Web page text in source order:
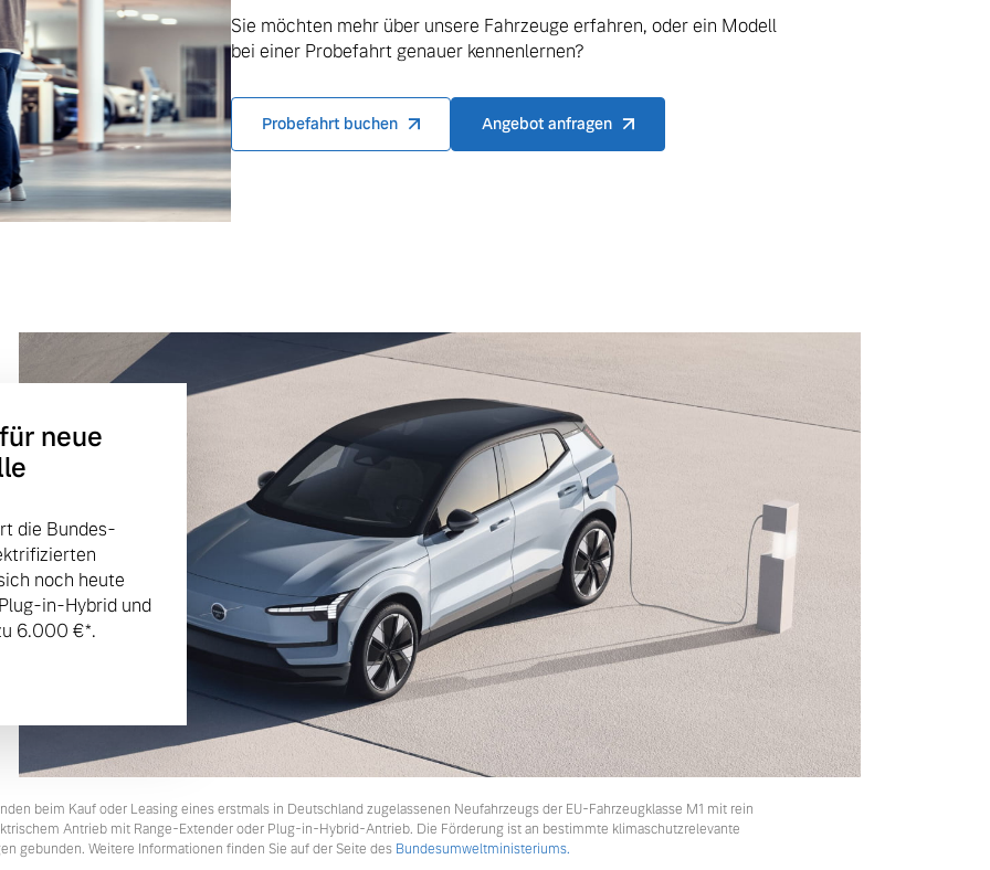
Sie möchten mehr über unsere Fahrzeuge erfahren, oder ein Modell
bei einer Probefahrt genauer kennenlernen?
Probefahrt buchen Angebot anfragen
neue
die Bundes-
noch heute
in-Hybrid und
6.000 €⁠*.
beim Kauf oder Leasing eines erstmals in Deutschland zugelassenen Neufahrzeugs der EU-Fahrzeugklasse M1 mit rein
Antrieb mit Range-Extender oder Plug-in-Hybrid-Antrieb. Die Förderung ist an bestimmte klimaschutzrelevante
gebunden. Weitere Informationen finden Sie auf der Seite des Bundesumweltministeriums.